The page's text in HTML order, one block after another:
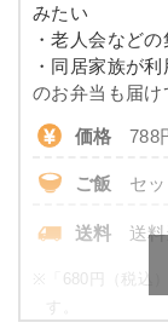
幸たん
ハンバ
ペペロンチ
野菜とウイ
桜でんぶ
ブロッコリ
エネルギー：
みたい
・老人会など
・同居家族が
のお弁当も届け
価格 788
ご飯 セッ
送料 送
※
「680円（税込